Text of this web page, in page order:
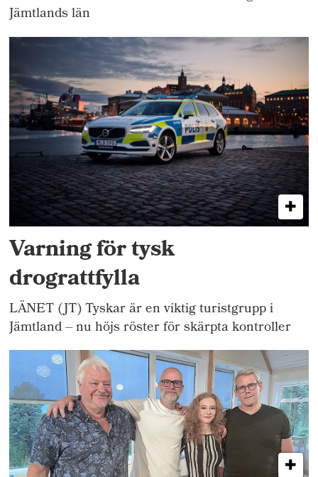
Jämtlands län
Varning för tysk
drograttfylla
LÄNET (JT) Tyskar är en viktig turistgrupp i
Jämtland – nu höjs röster för skärpta kontroller